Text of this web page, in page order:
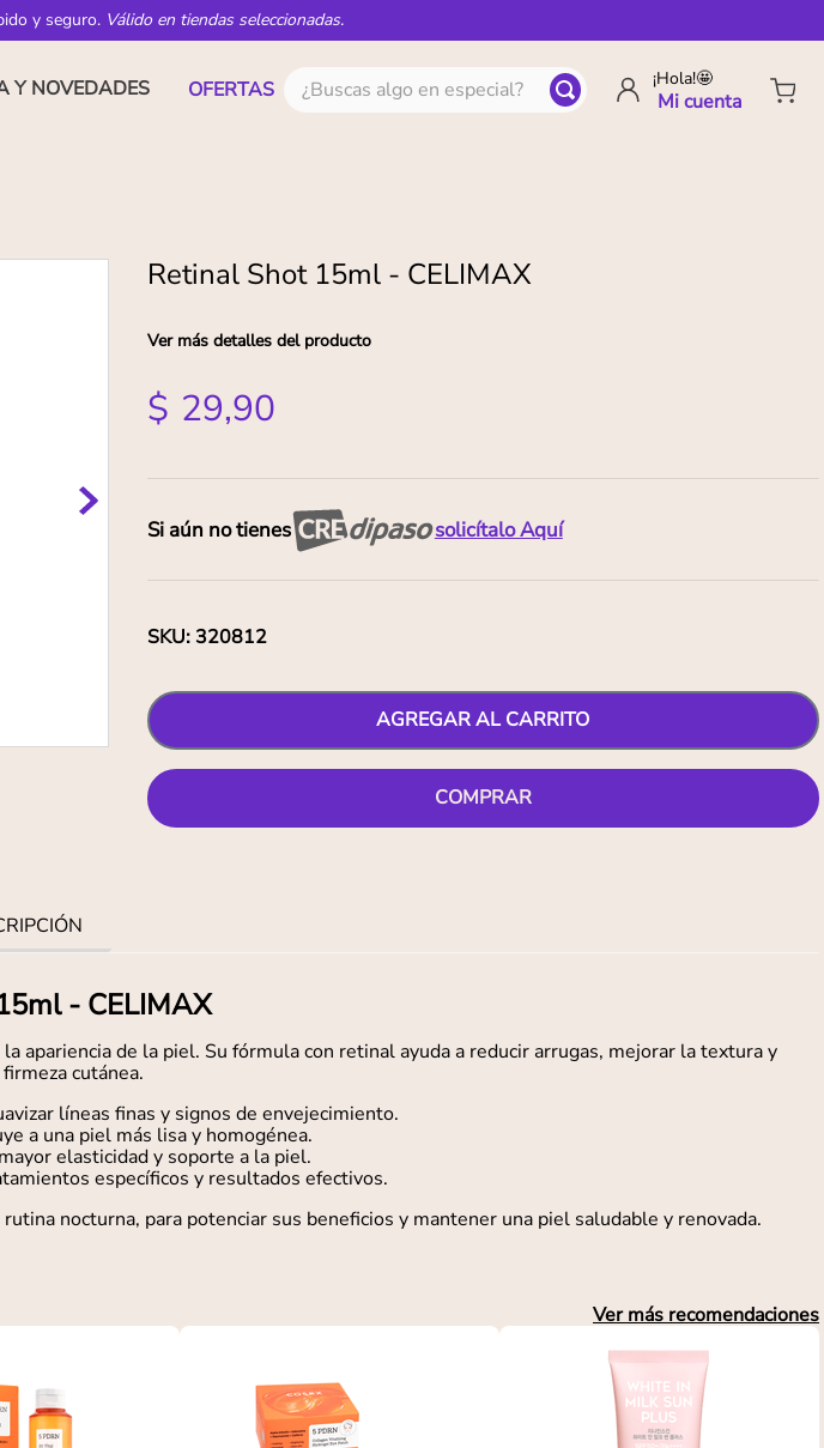
y seguro. Válido en tiendas seleccionadas.
Y NOVEDADES OFERTAS ¿Buscas algo en especial? ¡Hola!🤩
Retinal Shot 15ml - CELIMAX
Ver más detalles del producto
$ 29,90
Si aún no tienes solicítalo Aquí
SKU: 320812
AGREGAR AL CARRITO
COMPRAR
- CELIMAX
de la piel. Su fórmula con retinal ayuda a reducir arrugas, mejorar la textura y
cutánea.
líneas finas y signos de envejecimiento.
a una piel más lisa y homogénea.
elasticidad y soporte a la piel.
específicos y resultados efectivos.
nocturna, para potenciar sus beneficios y mantener una piel saludable y renovada.
Ver más recomendaciones